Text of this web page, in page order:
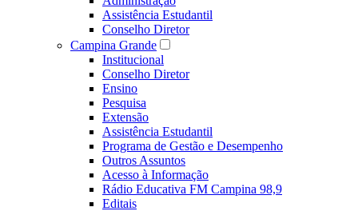
Assistência Estudantil
Conselho Diretor
Campina Grande
Institucional
Conselho Diretor
Ensino
Pesquisa
Extensão
Assistência Estudantil
Programa de Gestão e Desempenho
Outros Assuntos
Acesso à Informação
Rádio Educativa FM Campina 98,9
Editais